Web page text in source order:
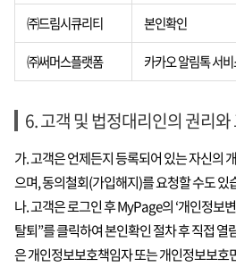
㈜드림시큐리티
본인확인
㈜써머스플랫폼
카카오 알림톡 서
6. 고객 및 법정대리인의 권리와
가. 고객은 언제든지 등록되어 있는 자신의
으며, 동의철회(가입해지)를 요청할 수도 있
나. 고객은 로그인 후 MyPage의 ‘개인정보
탈퇴”를 클릭하여 본인확인 절차 후 직접 열
은 개인정보보호책임자 또는 개인정보보호